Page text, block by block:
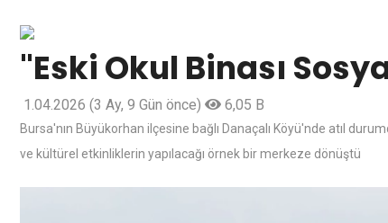
"Eski Okul Binası
1.04.2026 (3 Ay, 9 Gün önce) 6,05 B
Bursa'nın Büyükorhan ilçesine bağlı Danaçalı Köyü'nde atıl
ve kültürel etkinliklerin yapılacağı örnek bir merkeze dönüştü